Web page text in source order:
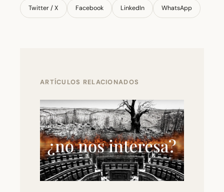
Twitter / X Facebook LinkedIn WhatsApp
ARTÍCULOS RELACIONADOS